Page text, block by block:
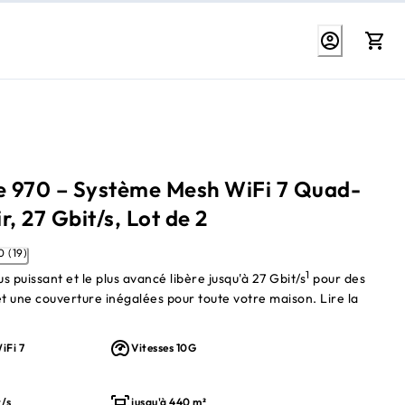
970 – Système Mesh WiFi 7 Quad-
27 Gbit/s, Lot de 2
4.0 (19)
puissant et le plus avancé libère jusqu'à 27 Gbit/s1 pour des
une couverture inégalées pour toute votre maison. Lire la
7 Vitesses 10G
s jusqu'à 440 m²